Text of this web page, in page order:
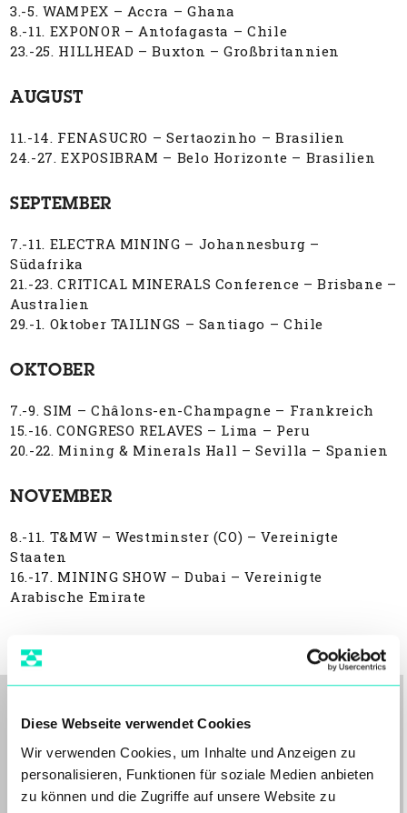
Diese Webseite verwendet Cookies
Wir verwenden Cookies, um Inhalte und Anzeigen zu
personalisieren, Funktionen für soziale Medien anbieten
zu können und die Zugriffe auf unsere Website zu
3.-5. WAMPEX – Accra – Ghana
8.-11. EXPONOR – Antofagasta – Chile
23.-25. HILLHEAD – Buxton – Großbritannien
AUGUST
11.-14. FENASUCRO – Sertaozinho – Brasilien
24.-27. EXPOSIBRAM – Belo Horizonte – Brasilien
SEPTEMBER
7.-11. ELECTRA MINING – Johannesburg –
Südafrika
21.-23. CRITICAL MINERALS Conference – Brisbane –
Australien
29.-1. Oktober TAILINGS – Santiago – Chile
OKTOBER
7.-9. SIM – Châlons-en-Champagne – Frankreich
15.-16. CONGRESO RELAVES – Lima – Peru
20.-22. Mining & Minerals Hall – Sevilla – Spanien
NOVEMBER
8.-11. T&MW – Westminster (CO) – Vereinigte
Staaten
16.-17. MINING SHOW – Dubai – Vereinigte
Arabische Emirate
Ähnliche Artikel